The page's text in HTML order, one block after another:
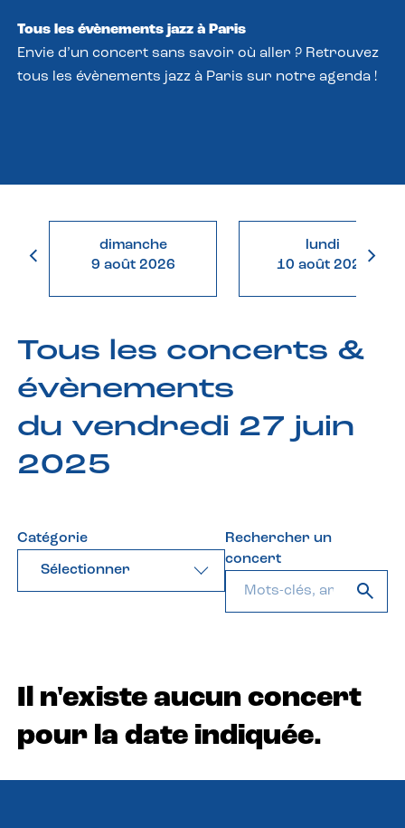
Tous les évènements jazz à Paris
Envie d’un concert sans savoir où aller ? Retrouvez
tous les évènements jazz à Paris sur notre agenda !
dimanche
9 août 2026
lundi
10 août 2026
Tous les concerts &
évènements
du vendredi 27 juin
2025
Catégorie
Sélectionner
Rechercher un
concert
Il n'existe aucun concert
pour la date indiquée.